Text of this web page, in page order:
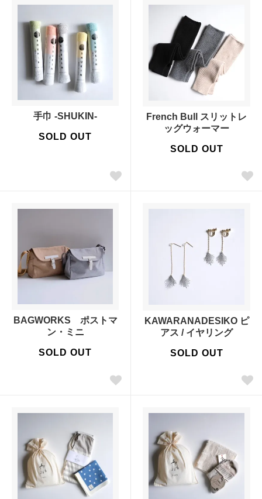
手巾 -SHUKIN-
SOLD OUT
French Bull スリットレ
ッグウォーマー
SOLD OUT
BAGWORKS ポストマ
ン・ミニ
SOLD OUT
KAWARANADESIKO ピ
アス / イヤリング
SOLD OUT